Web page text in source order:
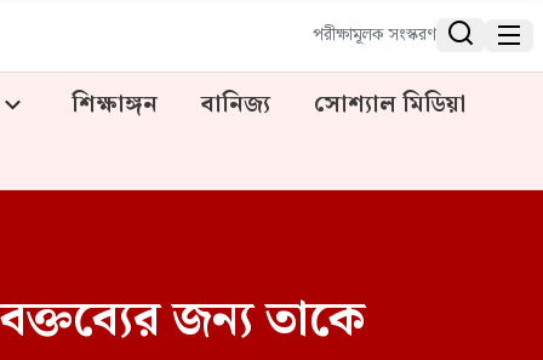
পরীক্ষামূলক সংস্করণ  
শিক্ষাঙ্গন বানিজ্য
সোশ্যাল মিডিয়া
জন্য তাকে